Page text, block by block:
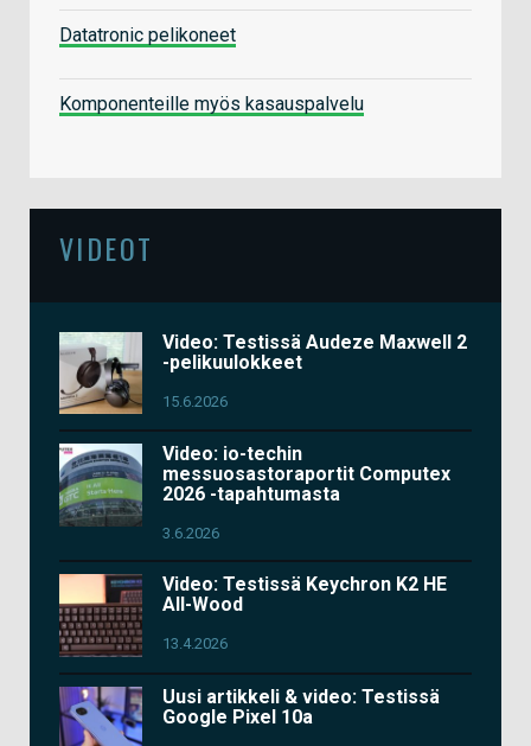
Datatronic pelikoneet
Komponenteille myös kasauspalvelu
VIDEOT
Video: Testissä Audeze Maxwell 2
-pelikuulokkeet
15.6.2026
Video: io-techin
messuosastoraportit Computex
2026 -tapahtumasta
3.6.2026
Video: Testissä Keychron K2 HE
All-Wood
13.4.2026
Uusi artikkeli & video: Testissä
Google Pixel 10a